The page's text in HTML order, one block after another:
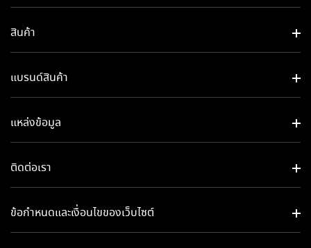
สินค้า
แบรนด์สินค้า
แหล่งข้อมูล
ติดต่อเรา
ข้อกำหนดและเงื่อนไขของเว็บไซต์